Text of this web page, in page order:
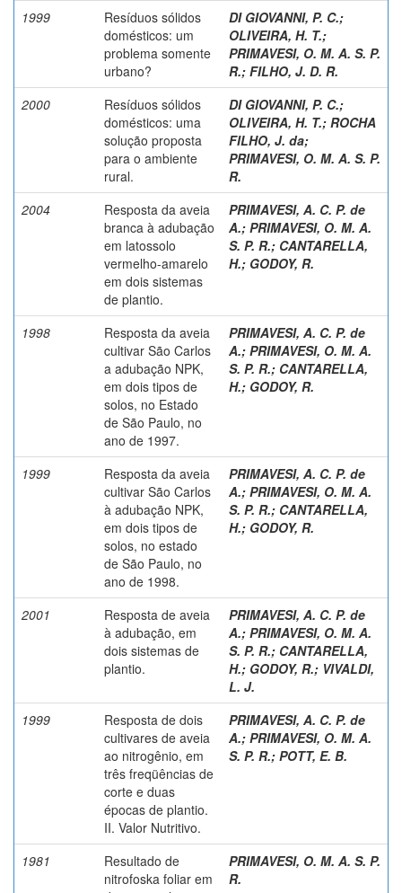
1999
Resíduos sólidos
domésticos: um
problema somente
urbano?
DI GIOVANNI, P. C.;
OLIVEIRA, H. T.;
PRIMAVESI, O. M. A. S. P.
R.; FILHO, J. D. R.
2000
Resíduos sólidos
domésticos: uma
solução proposta
para o ambiente
rural.
DI GIOVANNI, P. C.;
OLIVEIRA, H. T.; ROCHA
FILHO, J. da;
PRIMAVESI, O. M. A. S. P.
R.
2004
Resposta da aveia
branca à adubação
em latossolo
vermelho-amarelo
em dois sistemas
de plantio.
PRIMAVESI, A. C. P. de
A.; PRIMAVESI, O. M. A.
S. P. R.; CANTARELLA,
H.; GODOY, R.
1998
Resposta da aveia
cultivar São Carlos
a adubação NPK,
em dois tipos de
solos, no Estado
de São Paulo, no
ano de 1997.
PRIMAVESI, A. C. P. de
A.; PRIMAVESI, O. M. A.
S. P. R.; CANTARELLA,
H.; GODOY, R.
1999
Resposta da aveia
cultivar São Carlos
à adubação NPK,
em dois tipos de
solos, no estado
de São Paulo, no
ano de 1998.
PRIMAVESI, A. C. P. de
A.; PRIMAVESI, O. M. A.
S. P. R.; CANTARELLA,
H.; GODOY, R.
2001
Resposta de aveia
à adubação, em
dois sistemas de
plantio.
PRIMAVESI, A. C. P. de
A.; PRIMAVESI, O. M. A.
S. P. R.; CANTARELLA,
H.; GODOY, R.; VIVALDI,
L. J.
1999
Resposta de dois
cultivares de aveia
ao nitrogênio, em
três freqüências de
corte e duas
épocas de plantio.
II. Valor Nutritivo.
PRIMAVESI, A. C. P. de
A.; PRIMAVESI, O. M. A.
S. P. R.; POTT, E. B.
1981
Resultado de
nitrofoska foliar em
PRIMAVESI, O. M. A. S. P.
R.